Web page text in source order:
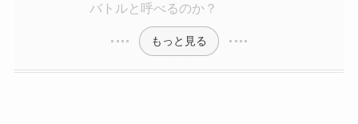
バトルと呼べるのか？
もっと見る